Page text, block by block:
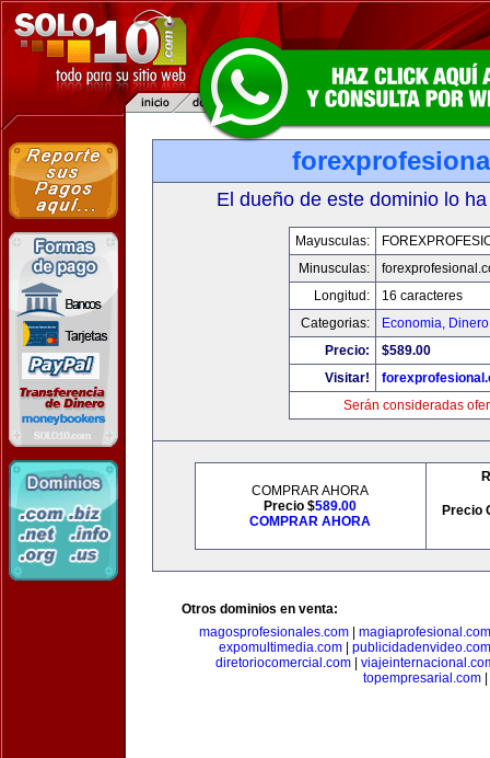
El dueño de este dominio lo
Mayusculas:
Minusculas:
Longitud:
16 caracteres
Categorias:
Economia,
Precio:
$589.00
Visitar!
Serán consideradas
COMPRAR AHORA
Precio $589.00
COMPRAR AHORA
Precio
Otros dominios en venta:
magosprofesionales.com
magiaprofesional.com
expomultimedia.com
publicidadenvideo.com
diretoriocomercial.com
topempresarial.com